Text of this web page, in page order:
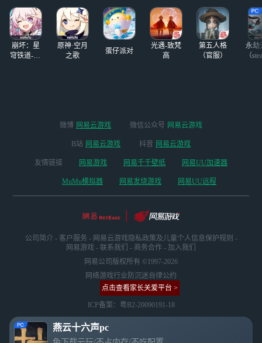
燕云十六声pc
起-12月22日 抽奖
公布时间：12月23
日12
崩坏：星
穹铁道-4.4
原神·空月
之歌
蛋仔派对
光遇-致梵
高
第五人格
（官服）
永劫
（
微博 网易云游戏 微信公众号 网易云游戏
B站 网易云游戏 抖音 网易云游戏
友情链接 网易游戏 网易千千壁纸 网易UU加速器
MuMu模拟器 网易发烧游戏 网易UU远程
公司简介 - 客户服务 - 网易云游戏隐私政策及儿童个人信息保护规则 -
网易游戏 - 联系我们 - 商务合作 - 加入我们
网易公司版权所有 ©1997-2026
网络游戏行业防沉迷自律公约
点击查看家长关爱平台 >
ICP备案：粤B2-20090191-18